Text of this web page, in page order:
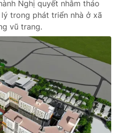
Nghị quyết nhằm tháo
trong phát triển nhà ở xã
vũ trang.